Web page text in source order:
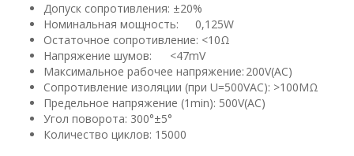
Допуск сопротивления: ±20%
Номинальная мощность:
0,125W
Остаточное сопротивление: <10Ω
Напряжение шумов:
<47mV
Максимальное рабочее напряжение: 200V(AC)
Сопротивление изоляции (при U=500VAC): >100MΩ
Предельное напряжение (1min): 500V(AC)
Угол поворота: 300°±5°
Количество циклов: 15000